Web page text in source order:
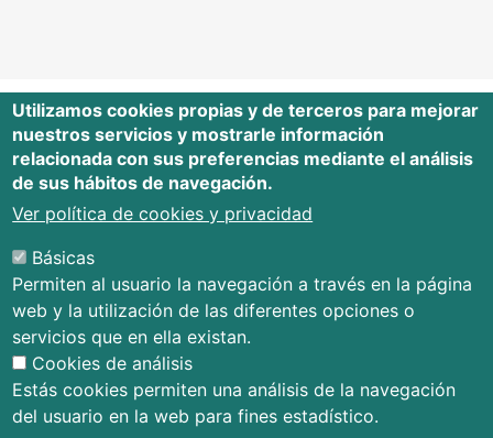
Editorial Universidad de Cantabria
Edificio Tres Torres, Torre C, planta –1
Avda. Los Castros s/n - 39005
Tfno.: 942 201 087 - 942 201 291
E-mail:publica@unican.es
Términos y condiciones
Mapa Web
Accesibilidad
Utilizamos cookies propias y de terceros para mejorar
nuestros servicios y mostrarle información
relacionada con sus preferencias mediante el análisis
de sus hábitos de navegación.
Ver política de cookies y privacidad
Básicas
Permiten al usuario la navegación a través en la página
web y la utilización de las diferentes opciones o
servicios que en ella existan.
Cookies de análisis
Estás cookies permiten una análisis de la navegación
del usuario en la web para fines estadístico.